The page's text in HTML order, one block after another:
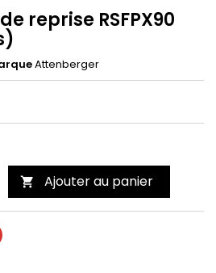
reprise RSFPX90
Attenberger
 Ajouter au panier